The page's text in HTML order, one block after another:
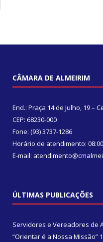
CÂMARA DE ALMEIRIM
End.: Praça 14 de Julho, 19 –
CEP: 68230-000
Fone: (93) 3737-1286
Horário de atendimento:
E-mail:
ÚLTIMAS PUBLICAÇÕES
Servidores e Vereadores de
“Orientar é a Nossa Missão”